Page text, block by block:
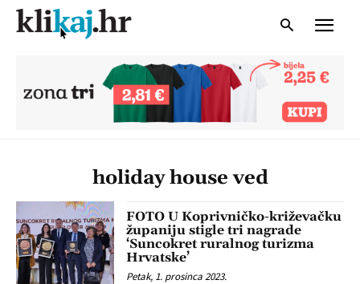
holiday house ved
FOTO U Koprivničko-križevačku
županiju stigle tri nagrade
‘Suncokret ruralnog turizma
Hrvatske’
Petak, 1. prosinca 2023.